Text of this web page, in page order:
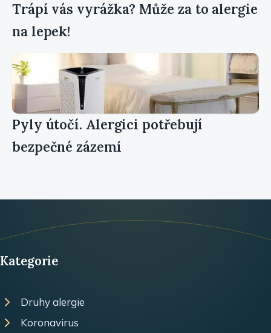
Trápí vás vyrážka? Může za to alergie
na lepek!
Pyly útočí. Alergici potřebují
bezpečné zázemí
Kategorie
Druhy alergie
Koronavirus